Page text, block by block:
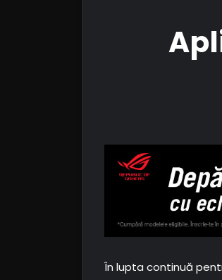
În lupta continuă